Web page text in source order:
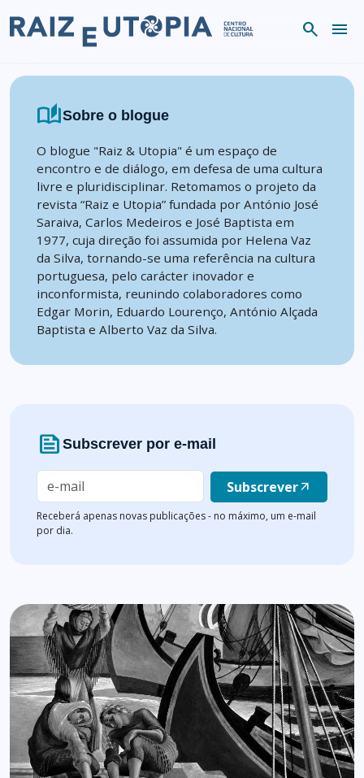
search menu
auto_storiesSobre o blogue
O blogue "Raiz & Utopia" é um espaço de
encontro e de diálogo, em defesa de uma cultura
livre e pluridisciplinar. Retomamos o projeto da
revista “Raiz e Utopia” fundada por António José
Saraiva, Carlos Medeiros e José Baptista em
1977, cuja direção foi assumida por Helena Vaz
da Silva, tornando-se uma referência na cultura
portuguesa, pelo carácter inovador e
inconformista, reunindo colaboradores como
Edgar Morin, Eduardo Lourenço, António Alçada
Baptista e Alberto Vaz da Silva.
news Subscrever por e-mail
Subscreverarrow_outward
Receberá apenas novas publicações - no máximo, um e-mail
por dia.
Lista de artigos